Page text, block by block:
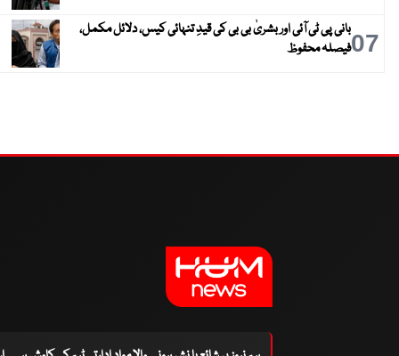
07بانی پی ٹی آئی اور بشریٰ بی بی کی قیدِ تنہائی کیس، دلائل مکمل،
فیصلہ محفوظ